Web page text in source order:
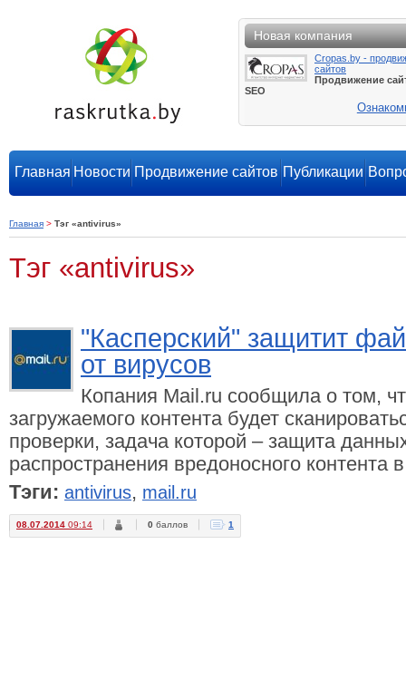
Новая компания
Cropas.by -
сайтов
Продвижение
SEO
Главная Новости Продвижение сайтов Публикации
Главная > Тэг «antivirus»
Тэг «antivirus»
"Касперский" защитит
от вирусов
Копания Mail.ru сообщила о том,
загружаемого контента будет
проверки, задача которой – защита
распространения вредоносного контента
Тэги: antivirus, mail.ru
08.07.2014 09:14 0 баллов 1